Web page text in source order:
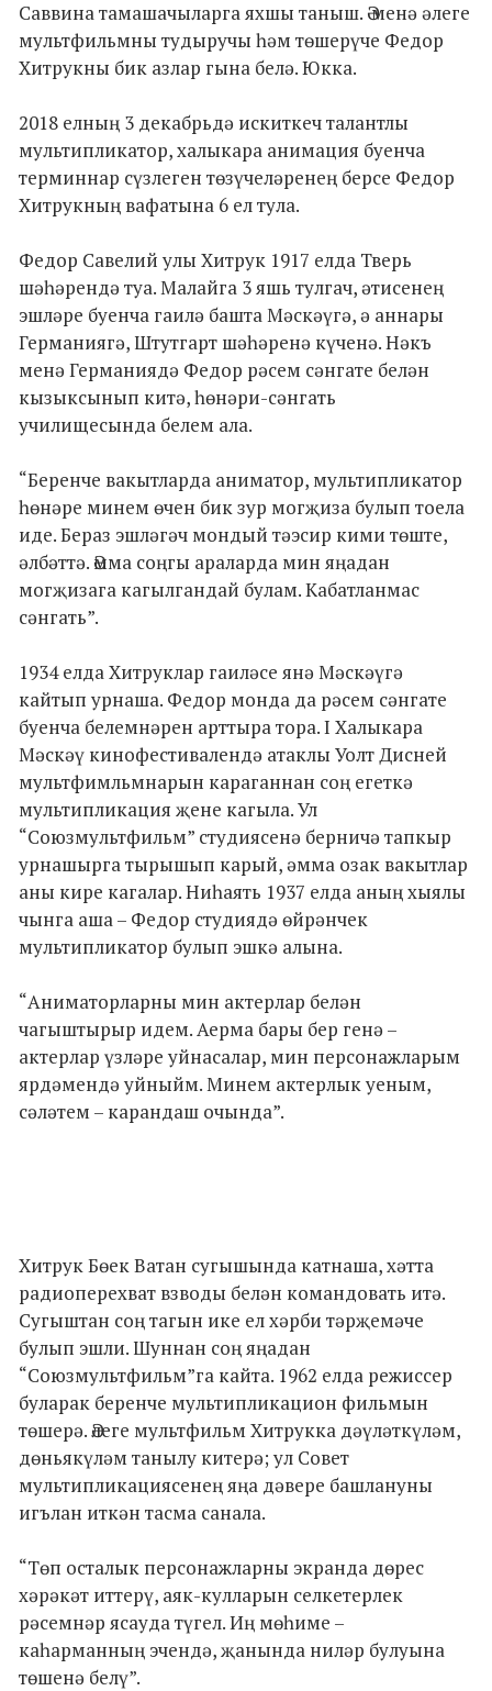
Саввина тамашачыларга яхшы таныш. Ә менә әлеге
мультфильмны тудыручы һәм төшерүче Федор
Хитрукны бик азлар гына белә. Юкка.
2018 елның 3 декабрьдә искиткеч талантлы
мультипликатор, халыкара анимация буенча
терминнар сүзлеген төзүчеләренең берсе Федор
Хитрукның вафатына 6 ел тула.
Федор Савелий улы Хитрук 1917 елда Тверь
шәһәрендә туа. Малайга 3 яшь тулгач, әтисенең
эшләре буенча гаилә башта Мәскәүгә, ә аннары
Германиягә, Штутгарт шәһәренә күченә. Нәкъ
менә Германиядә Федор рәсем сәнгате белән
кызыксынып китә, һөнәри-сәнгать
училищесында белем ала.
“Беренче вакытларда аниматор, мультипликатор
һөнәре минем өчен бик зур могҗиза булып тоела
иде. Бераз эшләгәч мондый тәэсир кими төште,
әлбәттә. Әмма соңгы араларда мин яңадан
могҗизага кагылгандай булам. Кабатланмас
сәнгать”.
1934 елда Хитруклар гаиләсе янә Мәскәүгә
кайтып урнаша. Федор монда да рәсем сәнгате
буенча белемнәрен арттыра тора. I Халыкара
Мәскәү кинофестивалендә атаклы Уолт Дисней
мультфимльмнарын караганнан соң егеткә
мультипликация җене кагыла. Ул
“Союзмультфильм” студиясенә берничә тапкыр
урнашырга тырышып карый, әмма озак вакытлар
аны кире кагалар. Ниһаять 1937 елда аның хыялы
чынга аша – Федор студиядә өйрәнчек
мультипликатор булып эшкә алына.
“Аниматорларны мин актерлар белән
чагыштырыр идем. Аерма бары бер генә –
актерлар үзләре уйнасалар, мин персонажларым
ярдәмендә уйныйм. Минем актерлык уеным,
сәләтем – карандаш очында”.
Хитрук Бөек Ватан сугышында катнаша, хәтта
радиоперехват взводы белән командовать итә.
Сугыштан соң тагын ике ел хәрби тәрҗемәче
булып эшли. Шуннан соң яңадан
“Союзмультфильм”га кайта. 1962 елда режиссер
буларак беренче мультипликацион фильмын
төшерә. Әлеге мультфильм Хитрукка дәүләткүләм,
дөньякүләм танылу китерә; ул Совет
мультипликациясенең яңа дәвере башлануны
игълан иткән тасма санала.
“Төп осталык персонажларны экранда дөрес
хәрәкәт иттерү, аяк-кулларын селкетерлек
рәсемнәр ясауда түгел. Иң мөһиме –
каһарманның эчендә, җанында ниләр булуына
төшенә белү”.